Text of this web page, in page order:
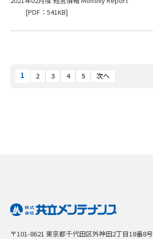
[PDF：541KB]
1 2 3 4 5 次へ
〒101-8621 東京都千代田区外神田2丁目18番8号